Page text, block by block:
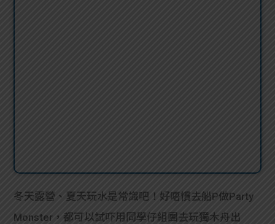
冬天露營、夏天玩水是常識吧！好唔慣去船P做Party
Monster，都可以試吓用同學仔組團去玩獨木舟出